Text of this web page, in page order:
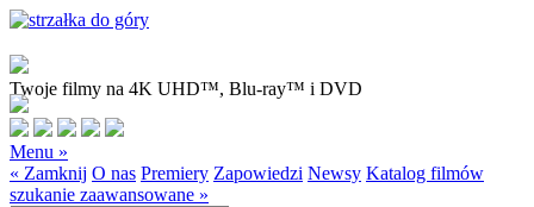
Twoje filmy na 4K UHD™, Blu-ray™ i DVD
Menu »
« Zamknij O nas Premiery Zapowiedzi Newsy Katalog filmów
szukanie zaawansowane »